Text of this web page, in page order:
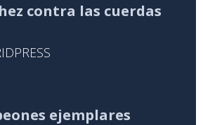
contra las cuerdas
ejemplares